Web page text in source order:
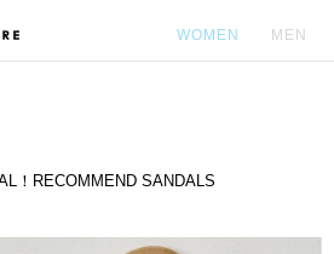
WOMEN MEN
！RECOMMEND SANDALS